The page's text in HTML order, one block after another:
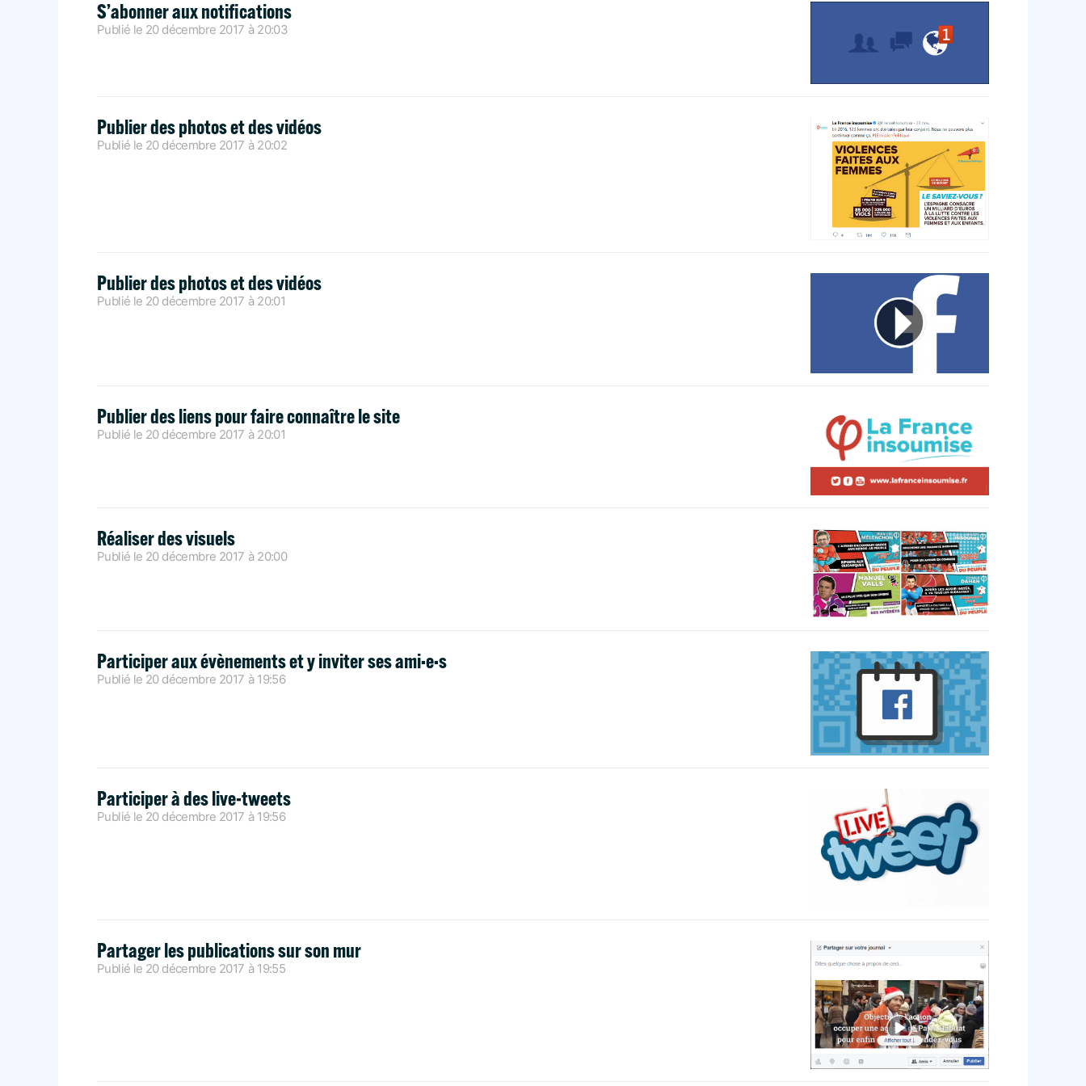
S’abonner aux notifications
Publié le 20 décembre 2017 à 20:03
Publier des photos et des vidéos
Publié le 20 décembre 2017 à 20:02
Publier des photos et des vidéos
Publié le 20 décembre 2017 à 20:01
Publier des liens pour faire connaître le site
Publié le 20 décembre 2017 à 20:01
Réaliser des visuels
Publié le 20 décembre 2017 à 20:00
Participer aux évènements et y inviter ses ami·e·s
Publié le 20 décembre 2017 à 19:56
Participer à des live-tweets
Publié le 20 décembre 2017 à 19:56
Partager les publications sur son mur
Publié le 20 décembre 2017 à 19:55